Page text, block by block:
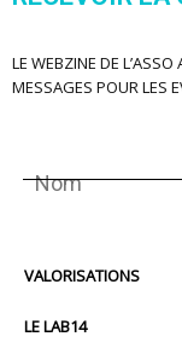
LE WEBZINE DE
MESSAGES POUR LES
VALORISATIONS
LE LAB14